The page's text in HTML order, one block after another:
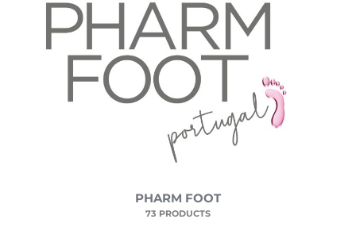
PHARM FOOT
73 PRODUCTS